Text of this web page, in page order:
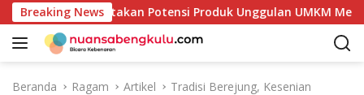
a
Breaking News
Kaur Mulai Petakan Potensi Produk Unggulan UMKM Melalui
Beranda Ragam Artikel
Tradisi Berejung, Kesenian